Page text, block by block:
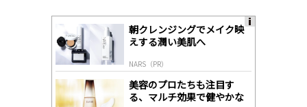
朝クレンジングでメイク映
えする潤い美肌へ
NARS（PR）
美容のプロたちも注目す
る、マルチ効果で健やかな